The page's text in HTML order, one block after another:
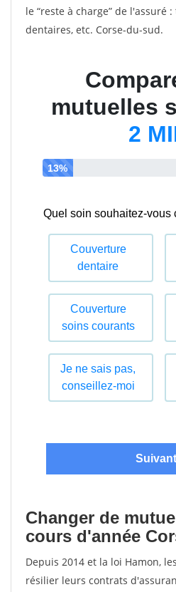
le “reste à charge” de l'assuré
dentaires, etc. Corse-du-sud.
Changer de
cours d'année
Depuis 2014 et la loi Hamon,
résilier leurs contrats